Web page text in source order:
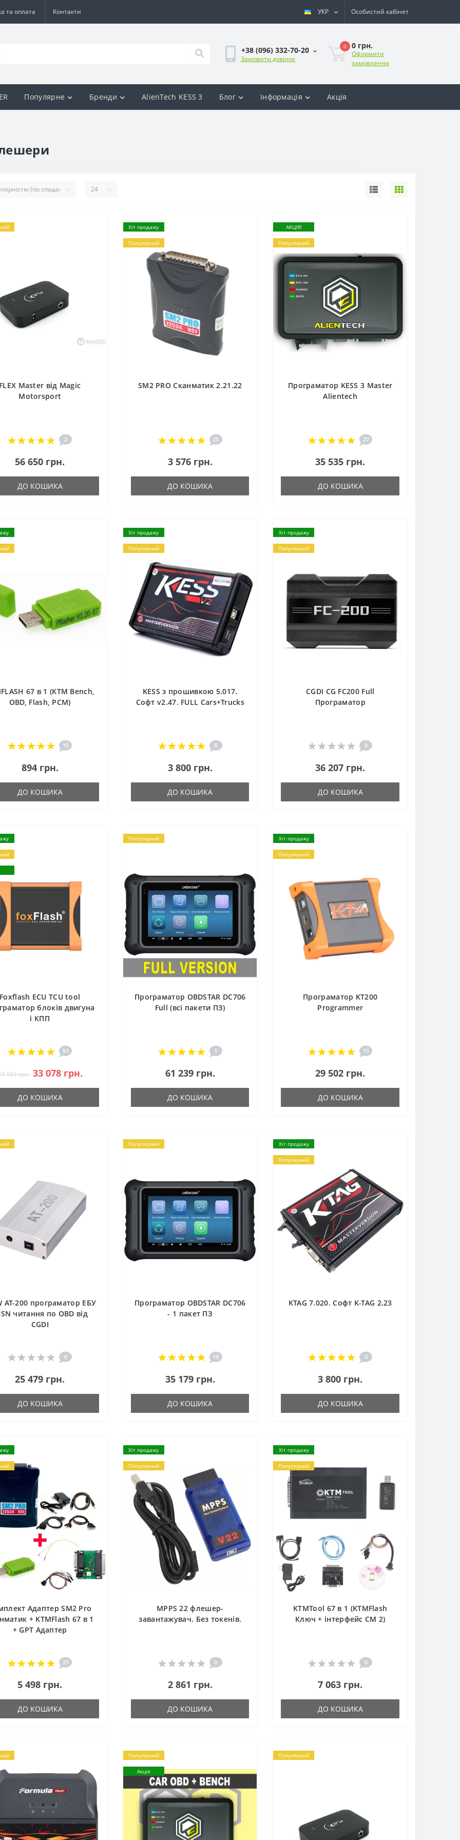
та оплата Контакти УКР Особистий кабінет
+38 (096) 332-70-20
Замовити дзвінок
0 0 грн.
Оформити
замовлення
Популярне Бренди AlienTech KESS 3 Блог Інформація Акція
FLEX Master від Magic
Motorsport
2
56 650 грн.
ДО КОШИКА
Хіт продажу
Популярний
SM2 PRO Сканматик 2.21.22
25
3 576 грн.
ДО КОШИКА
АКЦІЯ!
Популярний
Програматор KESS 3 Master
Alientech
27
35 535 грн.
ДО КОШИКА
67 в 1 (KTM Bench,
OBD, Flash, PCM)
15
894 грн.
ДО КОШИКА
Хіт продажу
Популярний
KESS з прошивкою 5.017.
Софт v2.47. FULL Cars+Trucks
8
3 800 грн.
ДО КОШИКА
Хіт продажу
Популярний
CGDI CG FC200 Full
Програматор
0
36 207 грн.
ДО КОШИКА
Foxflash ECU TCU tool
блоків двигуна
і КПП
51
101 грн. 33 078 грн.
ДО КОШИКА
Популярний
Програматор OBDSTAR DC706
Full (всі пакети ПЗ)
1
61 239 грн.
ДО КОШИКА
Хіт продажу
Популярний
Програматор KT200
Programmer
11
29 502 грн.
ДО КОШИКА
AT-200 програматор ЕБУ
читання по OBD від
CGDI
0
25 479 грн.
ДО КОШИКА
Популярний
Програматор OBDSTAR DC706
- 1 пакет ПЗ
18
35 179 грн.
ДО КОШИКА
Хіт продажу
Популярний
KTAG 7.020. Софт K-TAG 2.23
3
3 800 грн.
ДО КОШИКА
Адаптер SM2 Pro
+ KTMFlash 67 в 1
+ GPT Адаптер
21
5 498 грн.
ДО КОШИКА
Хіт продажу
Популярний
MPPS 22 флешер-
завантажувач. Без токенів.
0
2 861 грн.
ДО КОШИКА
Хіт продажу
Популярний
KTMTool 67 в 1 (KTMFlash
Ключ + інтерфейс СМ 2)
0
7 063 грн.
ДО КОШИКА
Популярний
Акція
Популярний